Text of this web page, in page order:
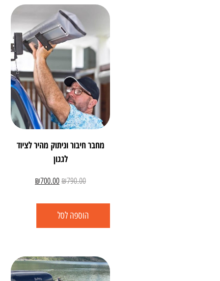
מחבר חיבור וניתוק מהיר לציוד
לגגון
₪790.00
₪700.00
הוספה לסל